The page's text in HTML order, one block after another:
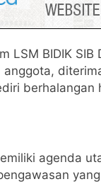
LSM BIDIK
agenda